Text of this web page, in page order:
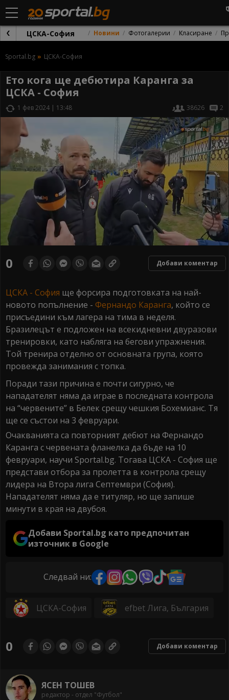
ЦСКА-София Новини Фотогалерии Класиране
Sportal.bg ЦСКА-София
Ето кога ще дебютира Каранга за
ЦСКА - София
1 фев 2024 | 13:48 38626 2
of0 Добави коментар
ЦСКА - София ще форсира подготовката на най-
новото попълнение - Фернандо Каранга, който се
присъедини към лагера на тима в неделя.
Бразилецът е подложен на всекидневни двуразови
тренировки, като набляга на бегови упражнения.
Той тренира отделно от основната група, която
провежда занимания с топка.
Поради тази причина е почти сигурно, че
нападателят няма да играе в последната контрола
на “червените” в Белек срещу чешкия Бохемианс. Тя
ще се състои на 3 февруари.
Очакванията са повторният дебют на Фернандо
Каранга с червената фланелка да бъде на 10
февруари, научи Sportal.bg. Тогава ЦСКА - София ще
представи отбора за пролетта в контрола срещу
лидера на Втора лига Септември (София).
Нападателят няма да е титуляр, но ще запише
минути в края на двубоя.
Добави Sportal.bg като предпочитан
източник в Google
Следвай ни:
ЦСКА-София efbet Лига, България
0 Добави коментар
ЯСЕН ТОШЕВ
редактор - отдел "Футбол"